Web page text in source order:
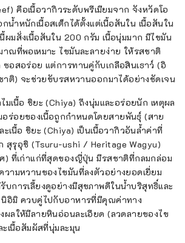
คือเนื้อวากิวระดับพรีเมียมจาก จังหวัดโอ
น้ำหนักเนื้อสเต็กได้ตั้งแต่เนื้อสันใน เนื้อสันใน
ผมสั่งเนื้อสันใน 200 กรัม เนื้อนุ่มมาก มีไขมัน
าณที่พอเหมาะ ไขมันละลายง่าย ให้รสชาติ
อสอร่อย แต่การทานคู่กับเกลือสินเธาว์ (อิ
าติ) จะช่วยขับรสหวานออกมาได้อย่างชัดเจน
มเนื้อ ชิยะ (Chiya) ถึงนุ่มและอร่อยนัก เหตุผล
ร่อยของเนื้อถูกกำหนดโดยสายพันธุ์ (สาย
เนื้อ ชิยะ (Chiya) เป็นเนื้อวากิวอันล้ำค่าที่
สุรุอุชิ (Tsuru-ushi / Heritage Wagyu)
) ที่เก่าแก่ที่สุดของญี่ปุ่น มีรสชาติที่กลมกล่อม
วามหวานของไขมันที่ลงตัวอย่างยอดเยี่ยม
บการเลี้ยงดูอย่างมีสุขภาพดีในน้ำบริสุทธิ์และ
อิมิ ควบคู่ไปกับอาหารที่มีคุณค่าทาง
ผลให้มีลายหินอ่อนละเอียด (ลวดลายของไข
ะเนื้อสัมผัสที่นุ่มละมุน